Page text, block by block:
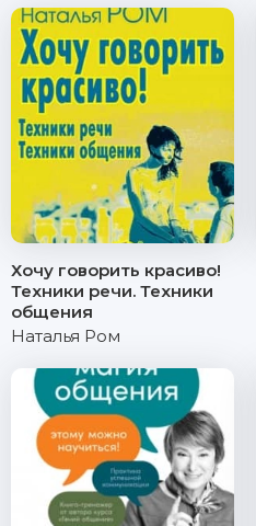
Хочу говорить красиво!
Техники речи. Техники
общения
Наталья Ром